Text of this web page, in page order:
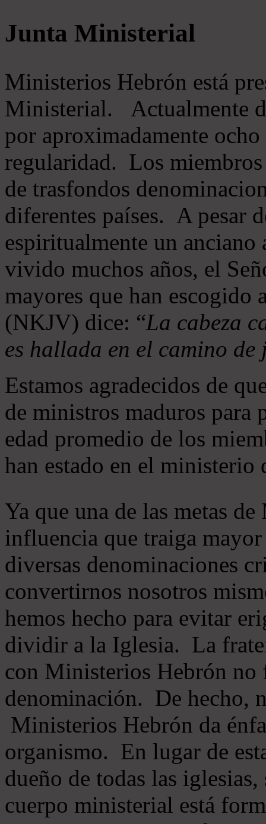
Junta Ministerial
Ministerios Hebrón está
Ministerial. Actualmente
por aproximadamente
regularidad. Los
de trasfondos
diferentes países. A pesar
espiritualmente un
vivido muchos años, el
mayores que han
(NKJV) dice: “La cabeza
es hallada en el camino de
Estamos agradecidos de
de ministros maduros
edad promedio de los
han estado en el ministerio
Ya que una de las metas
influencia que traiga
diversas denominaciones
convertirnos nosotros
hemos hecho para evitar
dividir a la Iglesia. La
con Ministerios Hebrón no
denominación. De hecho,
Ministerios Hebrón da
organismo. En lugar de
dueño de todas las
cuerpo ministerial está